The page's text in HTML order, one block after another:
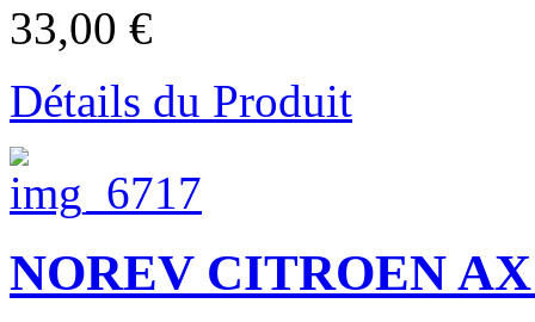
33,00 €
Détails du Produit
NOREV CITROEN